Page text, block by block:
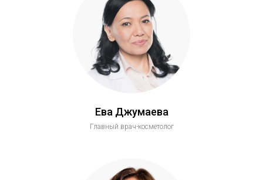
Ева Джумаева
Главный врач-косметолог